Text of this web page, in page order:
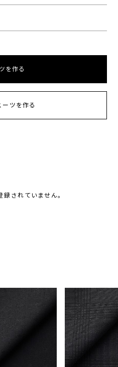
を作る
ーツを作る
されていません。